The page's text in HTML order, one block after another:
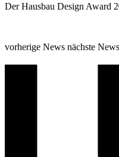
Der Hausbau Design Award
vorherige News nächste News